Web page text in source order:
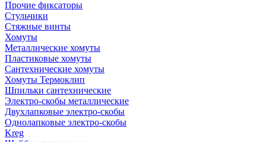
Прочие фиксаторы
Стульчики
Стяжные винты
Хомуты
Металлические хомуты
Пластиковые хомуты
Сантехнические хомуты
Хомуты Термоклип
Шпильки сантехнические
Электро-скобы металлические
Двухлапковые электро-скобы
Однолапковые электро-скобы
Kreg